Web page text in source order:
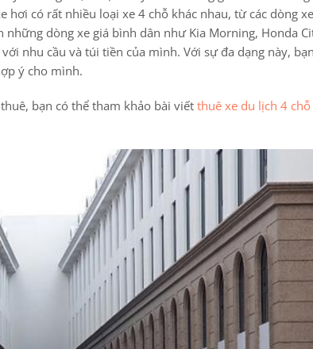
có rất nhiều loại xe 4 chỗ khác nhau, từ các dòng
những dòng xe giá bình dân như Kia Morning, Honda
nhu cầu và túi tiền của mình. Với sự đa dạng này,
ý cho mình.
bạn có thể tham khảo bài viết thuê xe du lịch 4